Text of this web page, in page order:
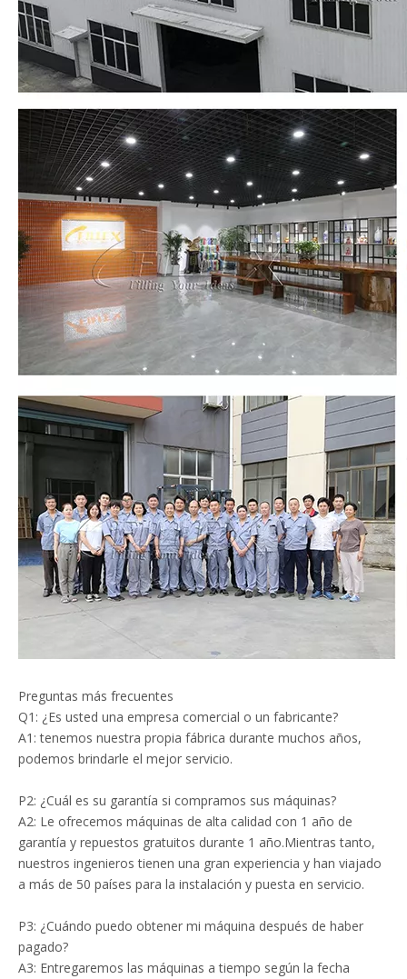
Preguntas más frecuentes
Q1: ¿Es usted una empresa comercial o un fabricante?
A1: tenemos nuestra propia fábrica durante muchos años,
podemos brindarle el mejor servicio.
P2: ¿Cuál es su garantía si compramos sus máquinas?
A2: Le ofrecemos máquinas de alta calidad con 1 año de
garantía y repuestos gratuitos durante 1 año.Mientras tanto,
nuestros ingenieros tienen una gran experiencia y han viajado
a más de 50 países para la instalación y puesta en servicio.
P3: ¿Cuándo puedo obtener mi máquina después de haber
pagado?
A3: Entregaremos las máquinas a tiempo según la fecha